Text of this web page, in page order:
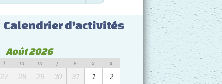
Calendrier d'activités
Août 2026
l m m j v s d
27 28 29 30 31 1
2